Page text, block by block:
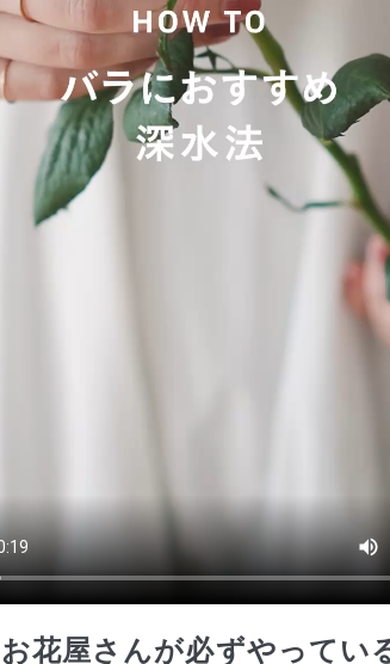
お花屋さんが必ずやってい